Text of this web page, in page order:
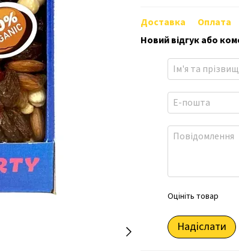
Доставка Оплата
Новий відгук або
Оцініть товар
Надіслати